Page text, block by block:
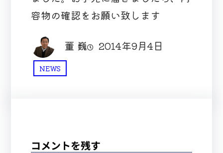
容物の確認をお願い致します
董 巍 2014年9月4日
NEWS
コメントを残す